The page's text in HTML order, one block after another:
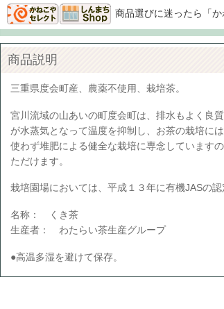
商品選びに迷ったら「か
商品説明
三重県度会町産、農薬不使用、栽培茶。
宮川流域の山あいの町度会町は、排水もよく良
が水蒸気となって温度を抑制し、お茶の栽培に
使わず堆肥による健全な栽培に専念しています
ただけます。
栽培園場においては、平成１３年に有機JASの認
名称： くき茶
生産者： わたらい茶生産グループ
●高温多湿を避けて保存。